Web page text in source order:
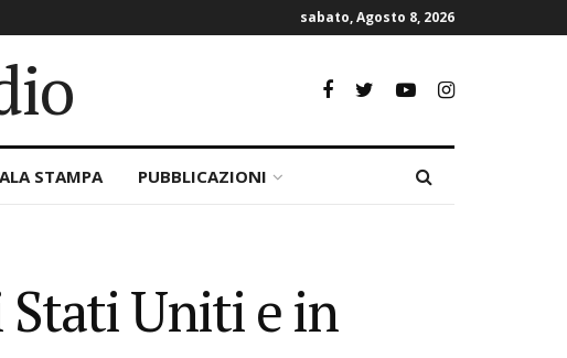
sabato, Agosto 8, 2026
STAMPA PUBBLICAZIONI
Stati Uniti e in